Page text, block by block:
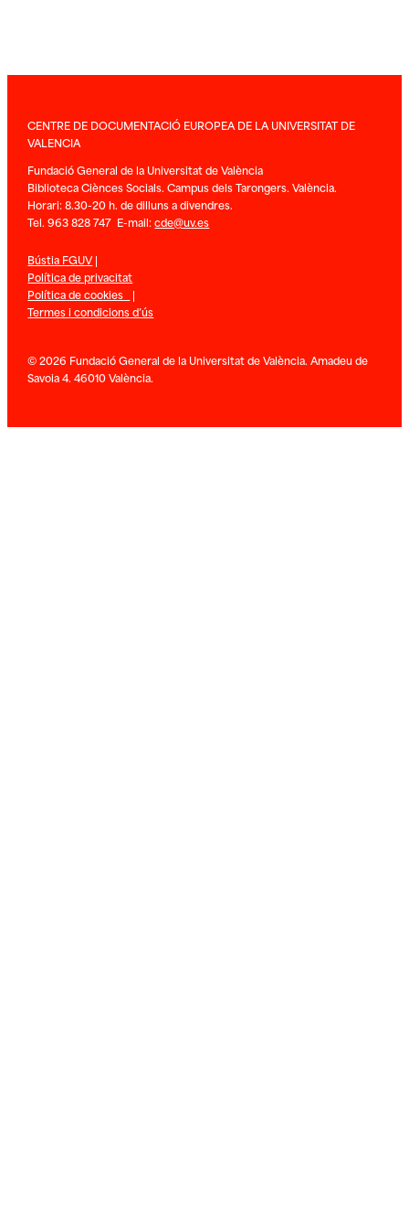
CENTRE DE DOCUMENTACIÓ EUROPEA DE LA UNIVERSITAT DE
VALENCIA
Fundació General de la Universitat de València
Biblioteca Ciènces Socials. Campus dels Tarongers. València.
Horari: 8.30-20 h. de dilluns a divendres.
Tel. 963 828 747 E-mail:cde@uv.es
Bústia FGUV|
Política de privacitat
Política de cookies |
Termes i condicions d’ús
© 2026 Fundació General de la Universitat de València. Amadeu de
Savoia 4. 46010 València.